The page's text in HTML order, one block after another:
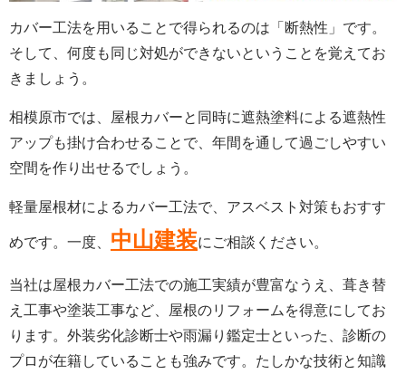
カバー工法を用いることで得られるのは「断熱性」です。
そして、何度も同じ対処ができないということを覚えてお
きましょう。
相模原市では、屋根カバーと同時に遮熱塗料による遮熱性
アップも掛け合わせることで、年間を通して過ごしやすい
空間を作り出せるでしょう。
軽量屋根材によるカバー工法で、アスベスト対策もおすす
めです。一度、 中山建装にご相談ください。
当社は屋根カバー工法での施工実績が豊富なうえ、葺き替
え工事や塗装工事など、屋根のリフォームを得意にしてお
ります。外装劣化診断士や雨漏り鑑定士といった、診断の
プロが在籍していることも強みです。たしかな技術と知識